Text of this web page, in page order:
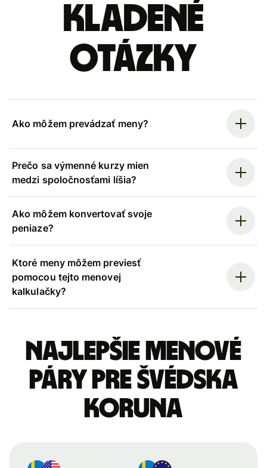
kladené
otázky
Ako môžem prevádzať meny?
Prečo sa výmenné kurzy mien
medzi spoločnosťami líšia?
Ako môžem konvertovať svoje
peniaze?
Ktoré meny môžem previesť
pomocou tejto menovej
kalkulačky?
Najlepšie menové
páry pre Švédska
koruna